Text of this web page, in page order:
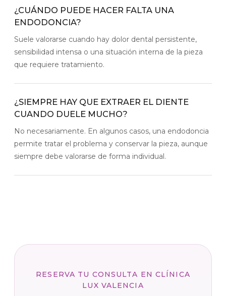
¿CUÁNDO PUEDE HACER FALTA UNA
ENDODONCIA?
Suele valorarse cuando hay dolor dental persistente,
sensibilidad intensa o una situación interna de la pieza
que requiere tratamiento.
¿SIEMPRE HAY QUE EXTRAER EL DIENTE
CUANDO DUELE MUCHO?
No necesariamente. En algunos casos, una endodoncia
permite tratar el problema y conservar la pieza, aunque
siempre debe valorarse de forma individual.
RESERVA TU CONSULTA EN CLÍNICA
LUX VALENCIA